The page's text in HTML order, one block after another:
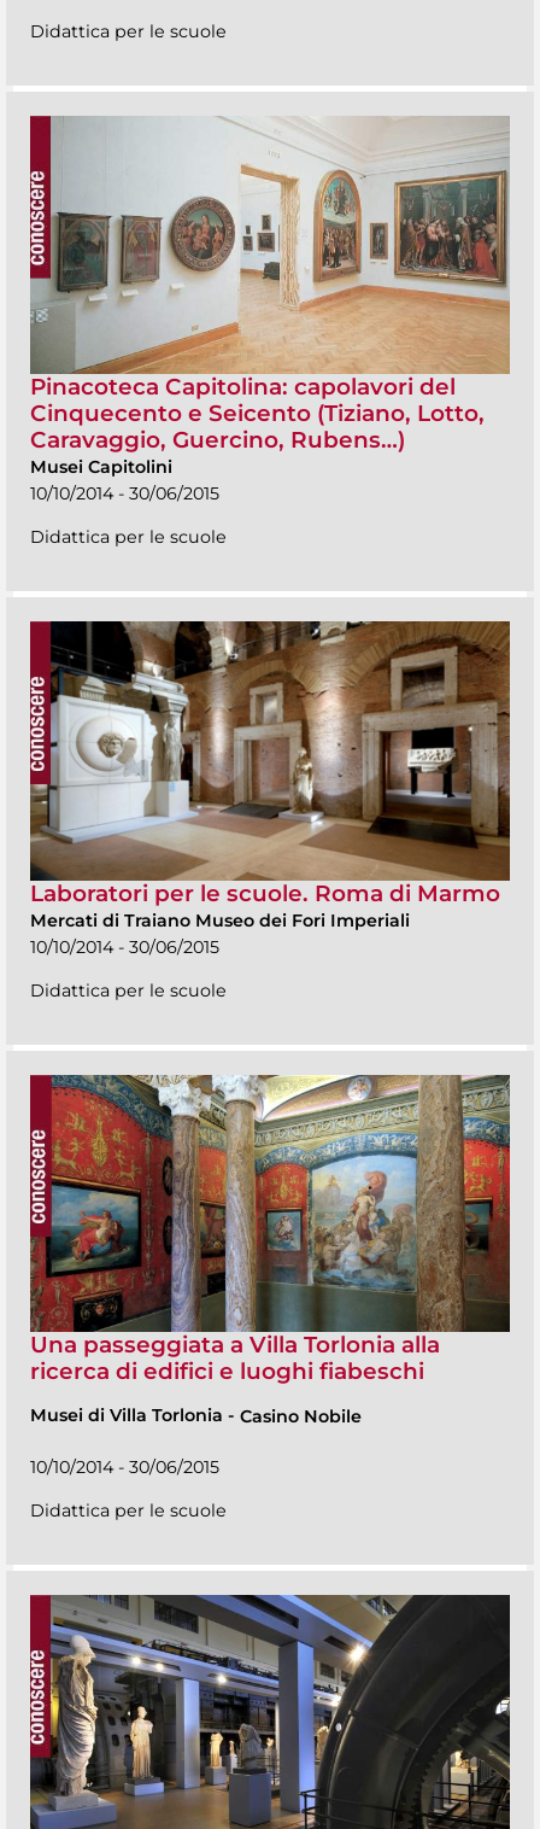
Didattica per le scuole
Pinacoteca Capitolina: capolavori del
Cinquecento e Seicento (Tiziano, Lotto,
Caravaggio, Guercino, Rubens…)
Musei Capitolini
10/10/2014 - 30/06/2015
Didattica per le scuole
Laboratori per le scuole. Roma di Marmo
Mercati di Traiano Museo dei Fori Imperiali
10/10/2014 - 30/06/2015
Didattica per le scuole
Una passeggiata a Villa Torlonia alla
ricerca di edifici e luoghi fiabeschi
Musei di Villa Torlonia - Casino Nobile
10/10/2014 - 30/06/2015
Didattica per le scuole